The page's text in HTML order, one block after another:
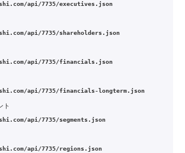
api/7735/executives.json
api/7735/shareholders.json
api/7735/financials.json
api/7735/financials-longterm.json
ト
api/7735/segments.json
api/7735/regions.json